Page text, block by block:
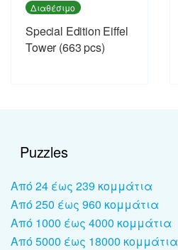
Διαθέσιμο
Special Edition Eiffel
Tower (663 pcs)
Puzzles
Από 24 έως 239 κομμάτια
Από 250 έως 960 κομμάτια
Από 1000 έως 4000 κομμάτια
Από 5000 έως 18000 κομμάτια